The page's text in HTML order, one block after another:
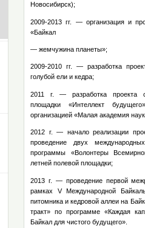
Новосибирск);
2009-2013 гг. — организация и
«Байкал
— жемчужина планеты»;
2009-2010 гг. — разработка
голубой ели и кедра;
2011 г. — разработка проекта
площадки «Интеллект
организацией «Малая академия
2012 г. — начало реализации
проведение двух
программы «Волонтеры
летней полевой площадки;
2013 г. — проведение первой
рамках V Международной
питомника и кедровой аллеи на
тракт» по программе «Каждая
Байкал для чистого будущего».